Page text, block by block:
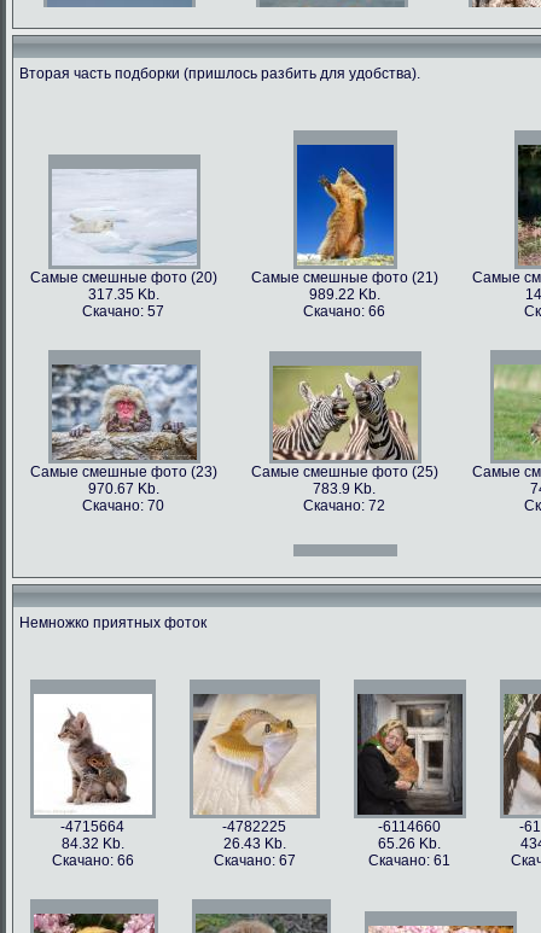
Самые смешные фото (9)
562.79 Kb.
Самые смешные фото (10)
899.22 Kb.
Самые
996.47 Kb.
Скачано: 71
Самые смешные фото (15)
809.97 Kb.
Скачано: 68
Самые смешные фото (16)
674.29 Kb.
Скачано: 79
Самые
Вторая часть подборки (пришлось разбить для удобства).
Самые смешные фото (20)
317.35 Kb.
Скачано: 57
Самые смешные фото (21)
989.22 Kb.
Скачано: 66
Самые
Самые смешные фото (23)
970.67 Kb.
Скачано: 70
Самые смешные фото (25)
783.9 Kb.
Скачано: 72
Самые
Самые смешные фото (27)
Скачано: 61
Самые смешные фото (28)
1158.5 Kb.
Скачано: 76
Самые
Самые смешные фото (31)
626.42 Kb.
Скачано: 77
Самые смешные фото (33)
1054 Kb.
Скачано: 85
Немножко приятных фоток
-4715664
84.32 Kb.
Скачано: 66
-4782225
26.43 Kb.
Скачано: 67
-6114660
65.26 Kb.
Скачано: 61
-